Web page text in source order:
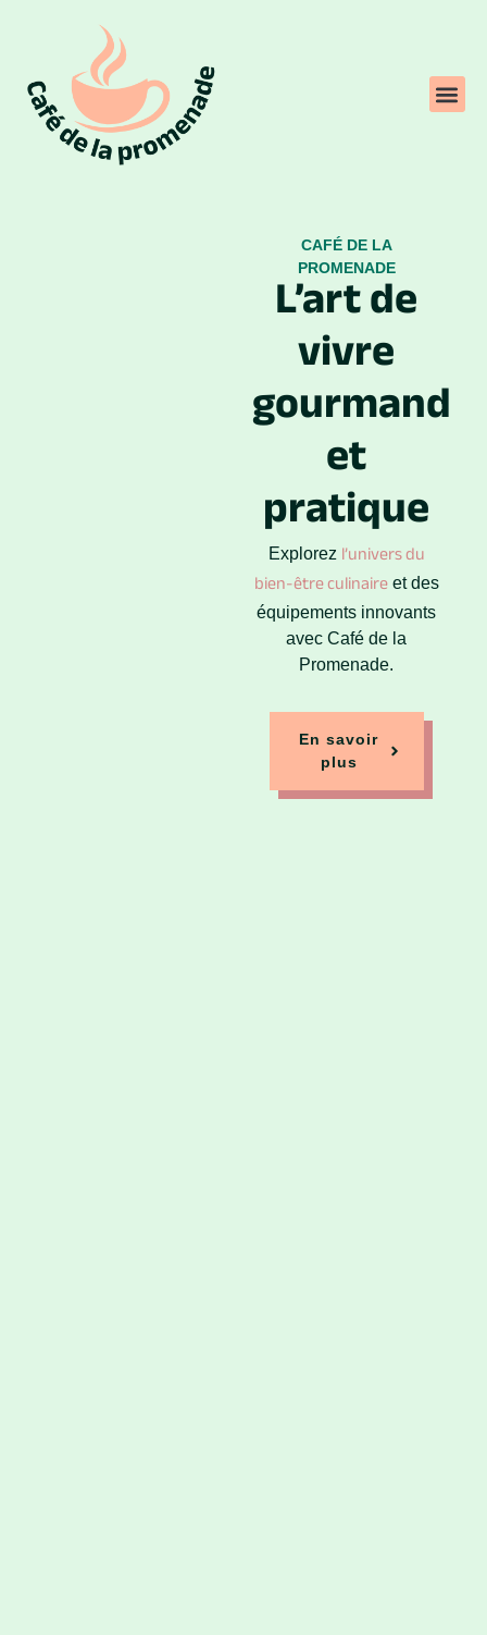
CAFÉ DE LA
PROMENADE
L’art de
vivre
gourmand
et
pratique
Explorez l’univers du
bien-être culinaireet des
équipements innovants
avec Café de la
Promenade.
En savoir
plus